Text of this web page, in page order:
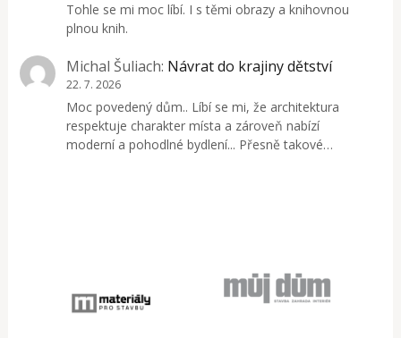
Tohle se mi moc líbí. I s těmi obrazy a knihovnou
plnou knih.
Michal Šuliach: Návrat do krajiny dětství
22. 7. 2026
Moc povedený dům.. Líbí se mi, že architektura
respektuje charakter místa a zároveň nabízí
moderní a pohodlné bydlení... Přesně takové…